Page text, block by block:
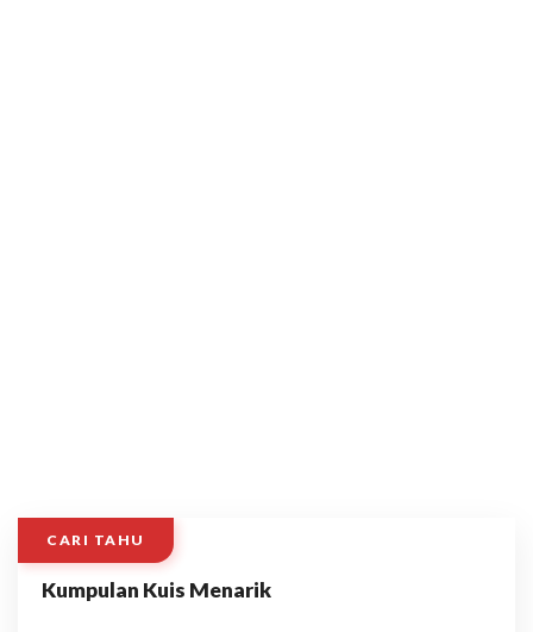
CARI TAHU
Kumpulan Kuis Menarik